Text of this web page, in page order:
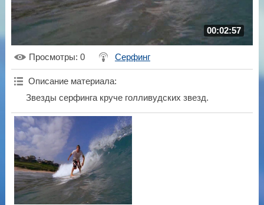
00:02:57
Просмотры: 0 Серфинг
Описание материала:
Звезды серфинга круче голливудских звезд.